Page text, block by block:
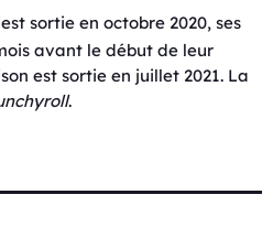
sortie en octobre 2020, ses
avant le début de leur
est sortie en juillet 2021. La
.